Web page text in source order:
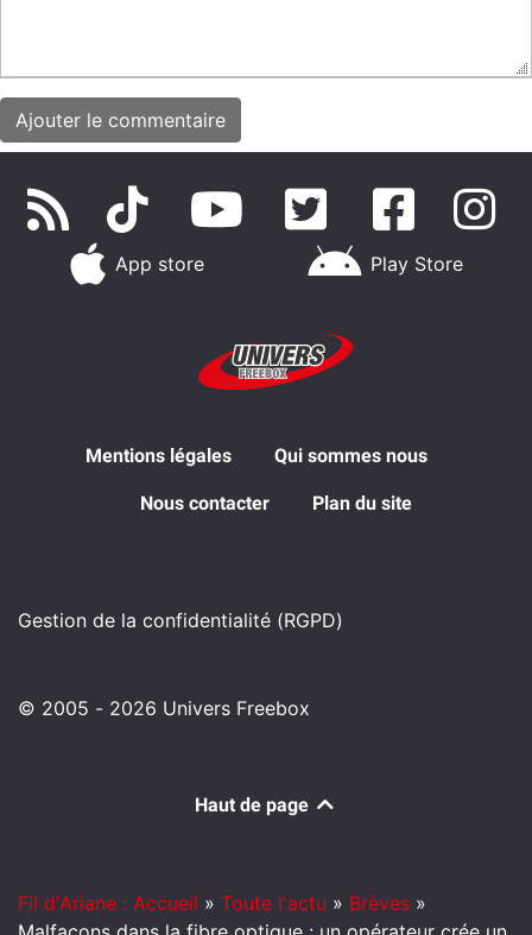
App store Play Store
Mentions légales Qui sommes nous
Nous contacter Plan du site
Gestion de la confidentialité (RGPD)
© 2005 - 2026 Univers Freebox
Haut de page
Fil d'Ariane : Accueil » Toute l'actu » Brèves »